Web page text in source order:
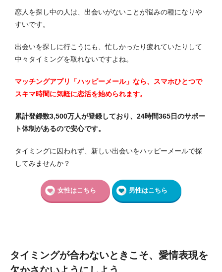
恋人を探し中の人は、出会いがないことが悩みの種になりや
すいです。
出会いを探しに行こうにも、忙しかったり疲れていたりして
中々タイミングを取れないですよね。
マッチングアプリ「ハッピーメール」なら、スマホひとつで
スキマ時間に気軽に恋活を始められます。
累計登録数3,500万人が登録しており、24時間365日のサポー
ト体制があるので安心です。
タイミングに囚われず、新しい出会いをハッピーメールで探
してみませんか？
女性はこちら 男性はこちら
タイミングが合わないときこそ、愛情表現を
欠かさないようにしよう